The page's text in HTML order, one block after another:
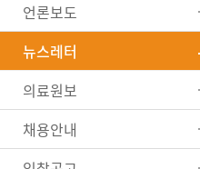
언론보도
뉴스레터
의료원보
채용안내